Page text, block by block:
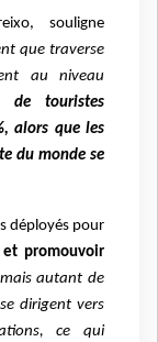
souligne
que traverse
au niveau
de touristes
alors que les
du monde se
déployés pour
promouvoir
autant de
dirigent vers
ce qui